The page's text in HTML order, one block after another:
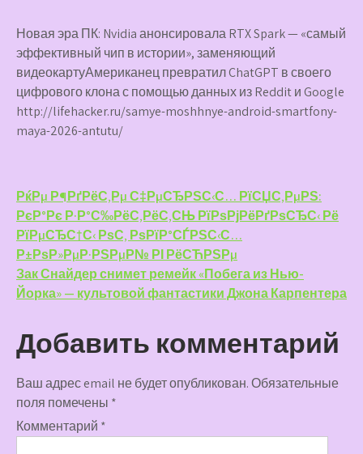
Новая эра ПК: Nvidia анонсировала RTX Spark — «самый
эффективный чип в истории», заменяющий
видеокартуАмериканец превратил ChatGPT в своего
цифрового клона с помощью данных из Reddit и Google
http://lifehacker.ru/samye-moshhnye-android-smartfony-
maya-2026-antutu/
Навигация
по
записям
РќРµ Р¶РґРёС‚Рµ С‡РµСЂРЅС‹С… РїСЏС‚РµРЅ:
РєР°Рє Р·Р°С‰РёС‚РёС‚СЊ РїРѕРјРёРґРѕСЂС‹ Рё
РїРµСЂС†С‹ РѕС‚ РѕРїР°СЃРЅС‹С…
Р±РѕР»РµР·РЅРµР№ РІ РёСЋРЅРµ
Зак Снайдер снимет ремейк «Побега из Нью-
Йорка» — культовой фантастики Джона Карпентера
Добавить комментарий
Ваш адрес email не будет опубликован.Обязательные
поля помечены *
Комментарий *